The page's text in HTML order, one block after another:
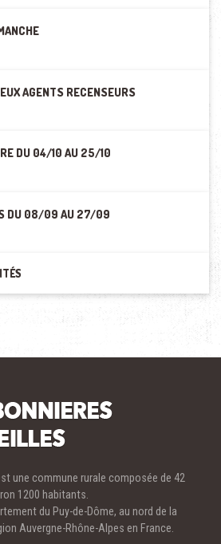
AGENTS RECENSEURS
DU 04/10 AU 25/10
DU 08/09 AU 27/09
une commune rurale composée de 42
1200 habitants.
du Puy-de-Dôme, au nord de la
Auvergne-Rhône-Alpes en France.